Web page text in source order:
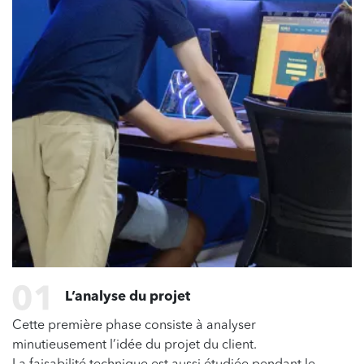
L’analyse du projet
Cette première phase consiste à analyser
minutieusement l’idée du projet du client.